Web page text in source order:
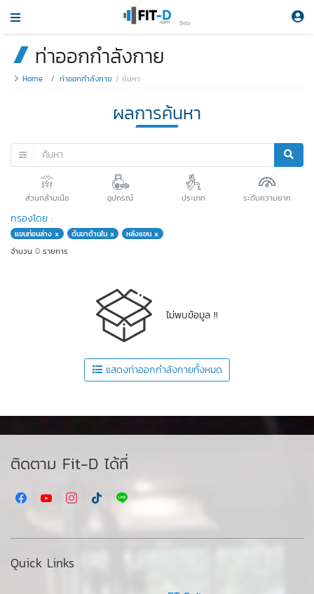
Beta
ท่าออกกำลังกาย
Home ท่าออกกำลังกาย ค้นหา
ผลการค้นหา
ส่วนกล้ามเนือ อุปกรณ์ ประเภท ระดับความยาก
กรองโดย :
แขนท่อนล่าง x ต้นขาด้านใน x
หลังแขน x
จำนวน 0 รายการ
ไม่พบข้อมูล !!
แสดงท่าออกกำลังกายทั้งหมด
ติดตาม Fit-D ได้ที่
Quick Links